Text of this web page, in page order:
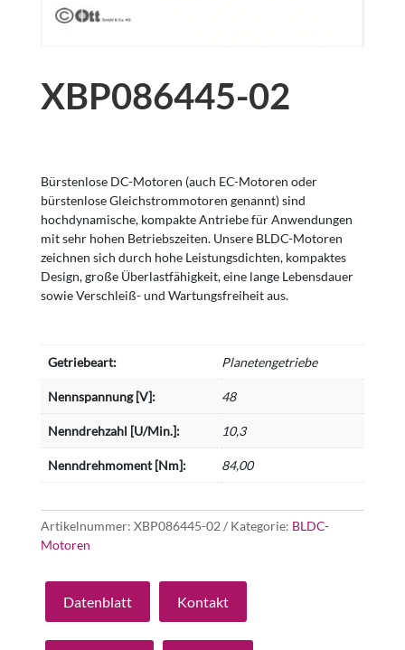
XBP086445-02
Bürstenlose DC-Motoren (auch EC-Motoren oder
bürstenlose Gleichstrommotoren genannt) sind
hochdynamische, kompakte Antriebe für Anwendungen
mit sehr hohen Betriebszeiten. Unsere BLDC-Motoren
zeichnen sich durch hohe Leistungsdichten, kompaktes
Design, große Überlastfähigkeit, eine lange Lebensdauer
sowie Verschleiß- und Wartungsfreiheit aus.
Getriebeart: Planetengetriebe
Nennspannung [V]: 48
Nenndrehzahl [U/Min.]: 10,3
Nenndrehmoment [Nm]: 84,00
Artikelnummer: XBP086445-02 Kategorie: BLDC-
Motoren
Datenblatt Kontakt